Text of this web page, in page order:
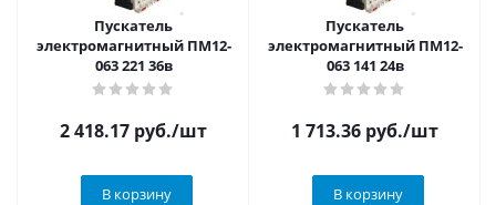
Пускатель
электромагнитный ПМ12-
063 221 36в
2 418.17 руб./шт
В корзину
Пускатель
электромагнитный ПМ12-
063 141 24в
1 713.36 руб./шт
В корзину